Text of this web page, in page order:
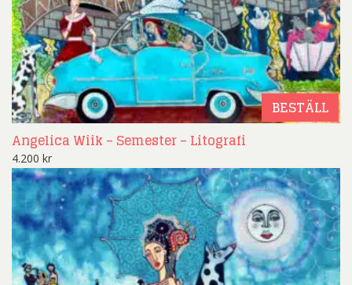
BESTÄLL
Angelica Wiik – Semester – Litografi
4.200 kr